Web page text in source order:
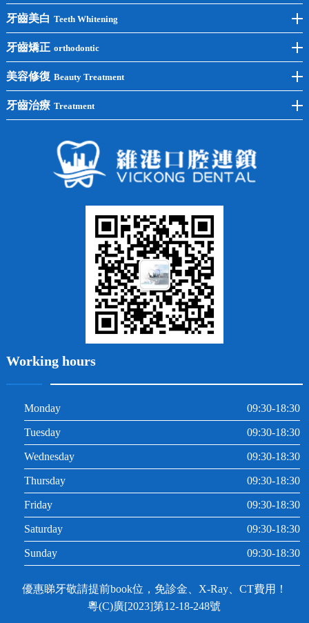
前牙種植
後牙種植
單顆種植
半口種植
全口種植
牙齒美白 Teeth Whitening
冷光美白
洗牙
四環素牙
常見問題
牙齒矯正 orthodontic
牙齒矯正
兒童矯正
牙列不齊
美容修復 Beauty Treatment
全瓷牙
牙齒治療 Treatment
Working hours
Monday 09:30-18:30
Tuesday 09:30-18:30
Wednesday 09:30-18:30
Thursday 09:30-18:30
Friday 09:30-18:30
Saturday 09:30-18:30
Sunday 09:30-18:30
優惠睇牙敬請提前book位，免診金、X-Ray、CT費用！
粵(C)廣[2023]第12-18-248號